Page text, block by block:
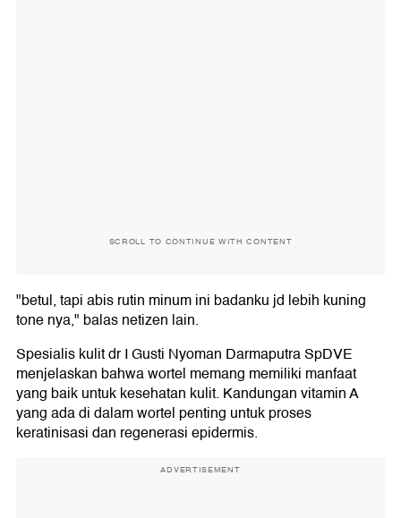
SCROLL TO CONTINUE WITH CONTENT
"betul, tapi abis rutin minum ini badanku jd lebih kuning
tone nya," balas netizen lain.
Spesialis kulit dr I Gusti Nyoman Darmaputra SpDVE
menjelaskan bahwa wortel memang memiliki manfaat
yang baik untuk kesehatan kulit. Kandungan vitamin A
yang ada di dalam wortel penting untuk proses
keratinisasi dan regenerasi epidermis.
ADVERTISEMENT